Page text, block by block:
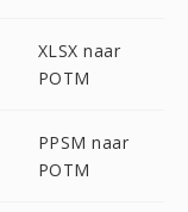
XLSX naar
POTM
PPSM naar
POTM